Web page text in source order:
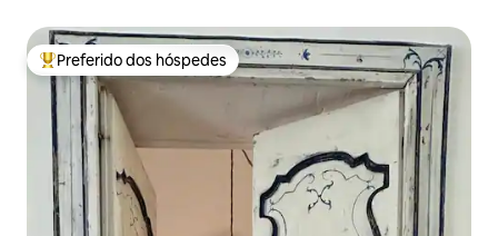
Entre os melhores preferidos dos hóspedes
Preferido dos hóspedes